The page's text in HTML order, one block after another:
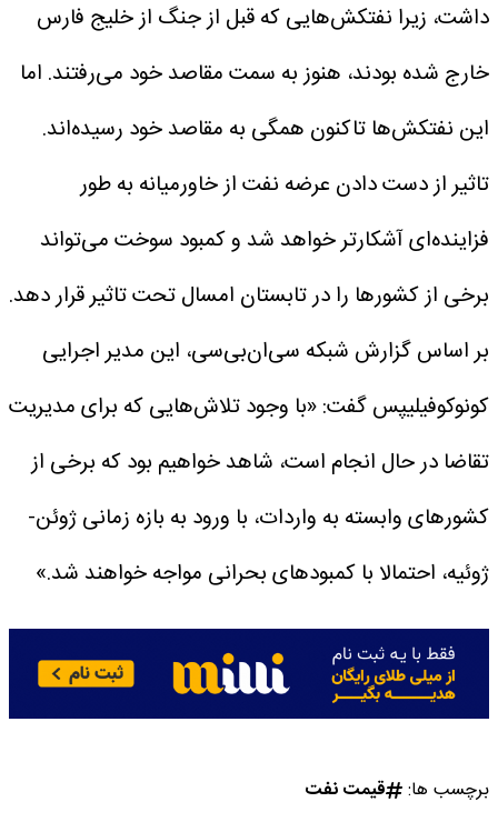
داشت، زیرا نفتکش‌هایی که قبل از جنگ از خلیج فارس
خارج شده بودند، هنوز به سمت مقاصد خود می‌رفتند. اما
این نفتکش‌ها تاکنون همگی به مقاصد خود رسیده‌اند.
تاثیر از دست دادن عرضه نفت از خاورمیانه به طور
فزاینده‌ای آشکارتر خواهد شد و کمبود سوخت می‌تواند
برخی از کشور‌ها را در تابستان امسال تحت تاثیر قرار دهد.
بر اساس گزارش شبکه سی‌ان‌بی‌سی، این مدیر اجرایی
کونوکوفیلیپس گفت: «با وجود تلاش‌هایی که برای مدیریت
تقاضا در حال انجام است، شاهد خواهیم بود که برخی از
کشور‌های وابسته به واردات، با ورود به بازه زمانی ژوئن-
ژوئیه، احتمالا با کمبود‌های بحرانی مواجه خواهند شد.»
برچسب ها: قیمت نفت